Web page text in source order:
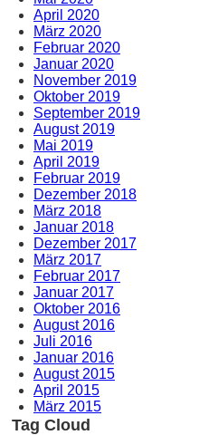
April 2020
März 2020
Februar 2020
Januar 2020
November 2019
Oktober 2019
September 2019
August 2019
Mai 2019
April 2019
Februar 2019
Dezember 2018
März 2018
Januar 2018
Dezember 2017
März 2017
Februar 2017
Januar 2017
Oktober 2016
August 2016
Juli 2016
Januar 2016
August 2015
April 2015
März 2015
Tag Cloud